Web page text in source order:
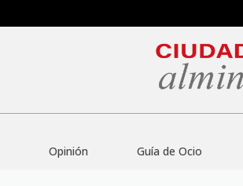
Opinión Guía de Ocio